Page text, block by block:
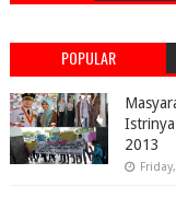
POPULAR
2013